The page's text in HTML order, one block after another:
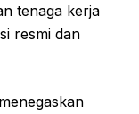
tenaga kerja
resmi dan